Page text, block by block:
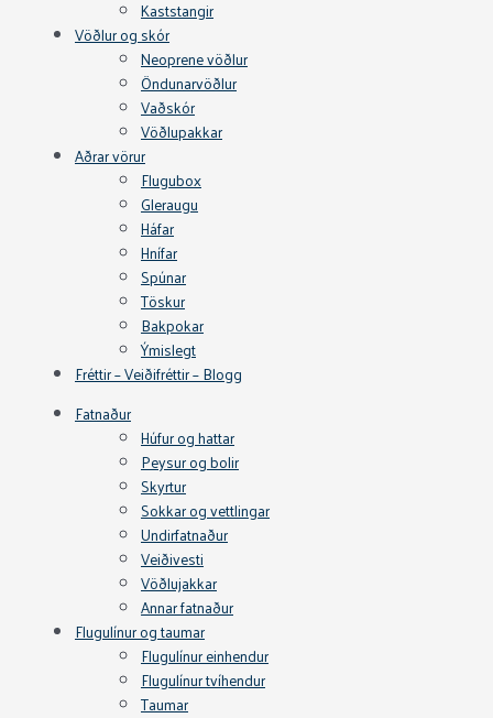
Kaststangir
Vöðlur og skór
Neoprene vöðlur
Öndunarvöðlur
Vaðskór
Vöðlupakkar
Aðrar vörur
Flugubox
Gleraugu
Háfar
Hnífar
Spúnar
Töskur
Bakpokar
Ýmislegt
Fréttir – Veiðifréttir – Blogg
Fatnaður
Húfur og hattar
Peysur og bolir
Skyrtur
Sokkar og vettlingar
Undirfatnaður
Veiðivesti
Vöðlujakkar
Annar fatnaður
Flugulínur og taumar
Flugulínur einhendur
Flugulínur tvíhendur
Taumar